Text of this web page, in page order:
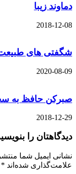
دماوند زیبا
2018-12-08
شگفتی های
2020-08-09
صبرکن حافظ به
2018-12-29
دیدگاهتان را
نشانی ایمیل شما
علامت‌گذاری شده‌اند *